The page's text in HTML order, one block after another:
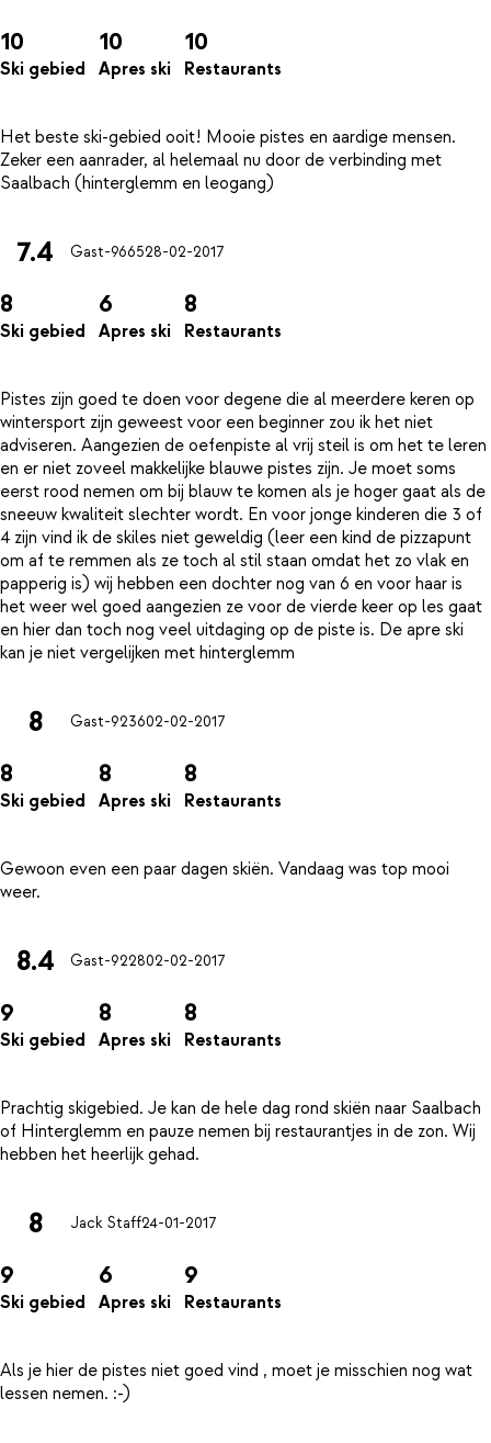
10
Ski gebied
10
Apres ski
10
Restaurants
Het beste ski-gebied ooit! Mooie pistes en aardige mensen.
Zeker een aanrader, al helemaal nu door de verbinding met
7.4 Gast-966528-02-2017
8
Ski gebied
6
Apres ski
8
Restaurants
Pistes zijn goed te doen voor degene die al meerdere keren op
wintersport zijn geweest voor een beginner zou ik het niet
adviseren. Aangezien de oefenpiste al vrij steil is om het te leren
en er niet zoveel makkelijke blauwe pistes zijn. Je moet soms
eerst rood nemen om bij blauw te komen als je hoger gaat als de
sneeuw kwaliteit slechter wordt. En voor jonge kinderen die 3 of
4 zijn vind ik de skiles niet geweldig (leer een kind de pizzapunt
om af te remmen als ze toch al stil staan omdat het zo vlak en
papperig is) wij hebben een dochter nog van 6 en voor haar is
het weer wel goed aangezien ze voor de vierde keer op les gaat
en hier dan toch nog veel uitdaging op de piste is. De apre ski
8 Gast-923602-02-2017
8
Ski gebied
8
Apres ski
8
Restaurants
Gewoon even een paar dagen skiën. Vandaag was top mooi
8.4 Gast-922802-02-2017
9
Ski gebied
8
Apres ski
8
Restaurants
Prachtig skigebied. Je kan de hele dag rond skiën naar Saalbach
of Hinterglemm en pauze nemen bij restaurantjes in de zon. Wij
8 Jack Staff24-01-2017
9
Ski gebied
6
Apres ski
9
Restaurants
Als je hier de pistes niet goed vind , moet je misschien nog wat